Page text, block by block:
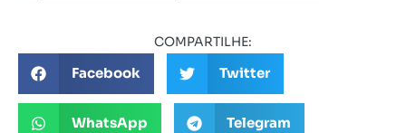
COMPARTILHE:
Facebook Twitter
WhatsApp Telegram